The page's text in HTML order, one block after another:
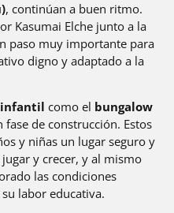
, continúan a buen ritmo.
Kasumai Elche junto a la
paso muy importante para
digno y adaptado a la
como el bungalow
fase de construcción. Estos
y niñas un lugar seguro y
y crecer, y al mismo
las condiciones
labor educativa.